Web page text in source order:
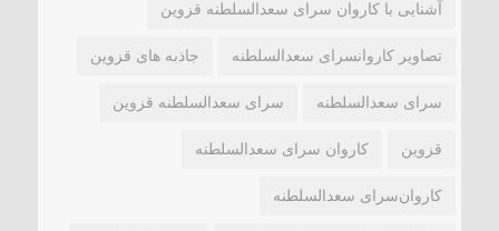
آشنایی با کاروان سرای سعدالسلطنه قزوین
تصاویر کاروانسرای سعدالسلطنه جاذبه های قزوین
سرای سعدالسلطنه سرای سعدالسلطنه قزوین
قزوین کاروان‌ سرای سعدالسلطنه
کاروان‌سرای سعدالسلطنه